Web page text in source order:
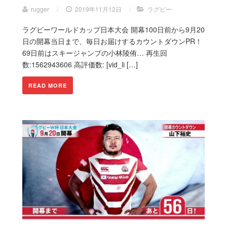
rugger / 2019年11月12日 / ラグビー
ラグビーワールドカップ日本大会 開幕100日前から9月20
日の開幕当日まで、毎日お届けするカウントダウンPR！
69日前はスキージャンプの小林陵侑… 再生回
数:1562943606 高評価数: [vid_li […]
READ MORE